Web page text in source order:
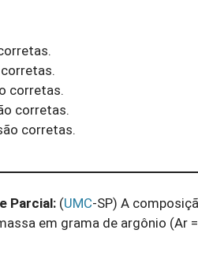
corretas.
corretas.
corretas.
Parcial: (UMC-SP) A
em grama de argônio (Ar